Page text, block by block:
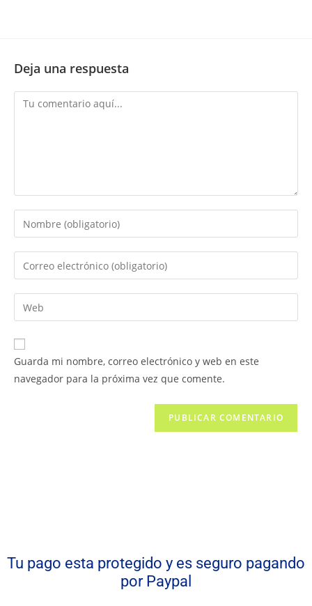
Deja una respuesta
Guarda mi nombre, correo electrónico y web en este
navegador para la próxima vez que comente.
Tu pago esta protegido y es seguro pagando
por Paypal